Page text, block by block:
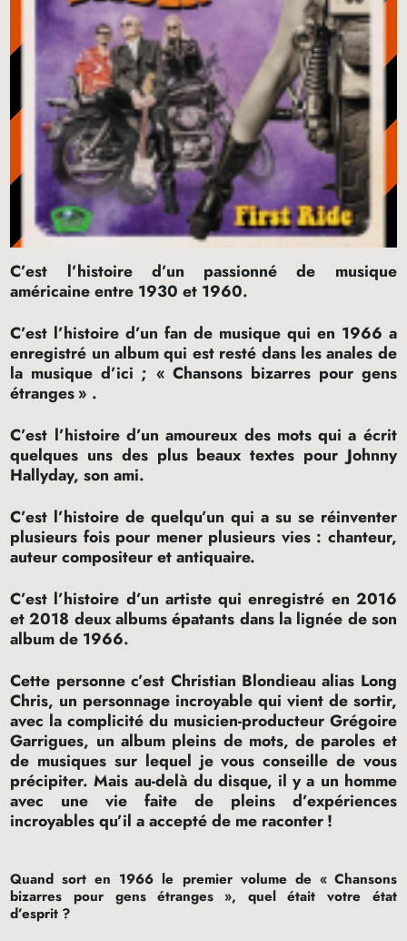
C’est l’histoire d’un passionné de musique
américaine entre 1930 et 1960.
C’est l’histoire d’un fan de musique qui en 1966 a
enregistré un album qui est resté dans les anales de
la musique d’ici ; « Chansons bizarres pour gens
étranges» .
C’est l’histoire d’un amoureux des mots qui a écrit
quelques uns des plus beaux textes pour Johnny
Hallyday, son ami.
C’est l’histoire de quelqu’un qui a su se réinventer
plusieurs fois pour mener plusieurs vies : chanteur,
auteur compositeur et antiquaire.
C’est l’histoire d’un artiste qui enregistré en 2016
et 2018 deux albums épatants dans la lignée de son
album de 1966.
Cette personne c’est Christian Blondieau alias Long
Chris, un personnage incroyable qui vient de sortir,
avec la complicité du musicien-producteur Grégoire
Garrigues, un album pleins de mots, de paroles et
de musiques sur lequel je vous conseille de vous
précipiter. Mais au-delà du disque, il y a un homme
avec une vie faite de pleins d’expériences
incroyables qu’il a accepté de me raconter!
Quand sort en 1966 le premier volume de « Chansons
bizarres pour gens étranges », quel était votre état
d’esprit ?